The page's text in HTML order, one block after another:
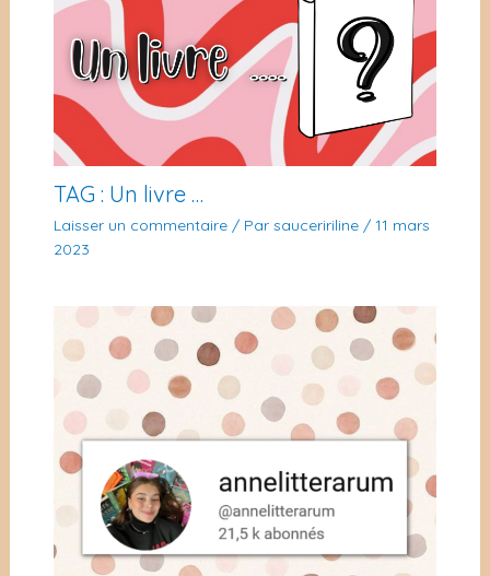
TAG : Un livre …
Laisser un commentaire / Par sauceririline / 11 mars
2023